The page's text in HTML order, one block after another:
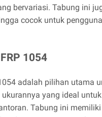
bervariasi. Tabung ini
cocok untuk
1054
adalah pilihan utama
yang ideal
Tabung ini